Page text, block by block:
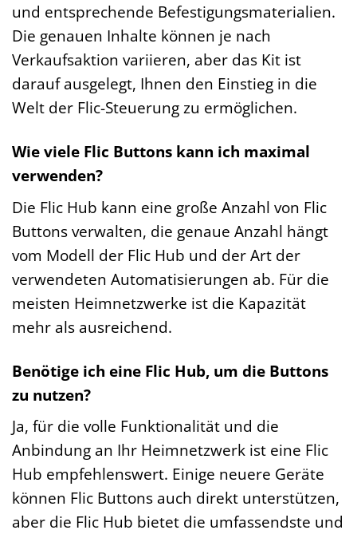
und entsprechende Befestigungsmaterialien.
Die genauen Inhalte können je nach
Verkaufsaktion variieren, aber das Kit ist
darauf ausgelegt, Ihnen den Einstieg in die
Welt der Flic-Steuerung zu ermöglichen.
Wie viele Flic Buttons kann ich maximal
verwenden?
Die Flic Hub kann eine große Anzahl von Flic
Buttons verwalten, die genaue Anzahl hängt
vom Modell der Flic Hub und der Art der
verwendeten Automatisierungen ab. Für die
meisten Heimnetzwerke ist die Kapazität
mehr als ausreichend.
Benötige ich eine Flic Hub, um die Buttons
zu nutzen?
Ja, für die volle Funktionalität und die
Anbindung an Ihr Heimnetzwerk ist eine Flic
Hub empfehlenswert. Einige neuere Geräte
können Flic Buttons auch direkt unterstützen,
aber die Flic Hub bietet die umfassendste und